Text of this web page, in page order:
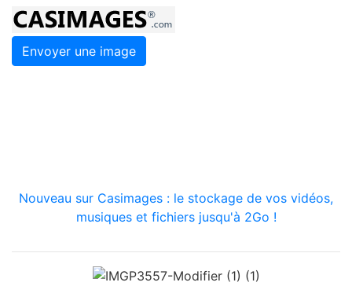
Envoyer une image
Nouveau sur Casimages : le stockage de vos vidéos,
musiques et fichiers jusqu'à 2Go !